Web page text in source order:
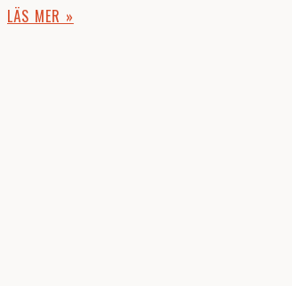
LÄS MER »